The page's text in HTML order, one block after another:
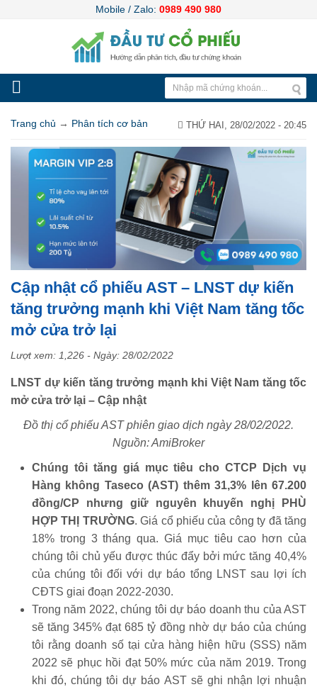
Mobile / Zalo: 0989 490 980
Trang chủ → Phân tích cơ bản THỨ HAI, 28/02/2022 - 20:45
Cập nhật cổ phiếu AST – LNST dự kiến
tăng trưởng mạnh khi Việt Nam tăng tốc
mở cửa trở lại
Lượt xem: 1,226 - Ngày: 28/02/2022
LNST dự kiến tăng trưởng mạnh khi Việt Nam tăng tốc
mở cửa trở lại – Cập nhật
Đồ thị cổ phiếu AST phiên giao dịch ngày 28/02/2022.
Nguồn: AmiBroker
Chúng tôi tăng giá mục tiêu cho CTCP Dịch vụ
Hàng không Taseco (AST) thêm 31,3% lên 67.200
đồng/CP nhưng giữ nguyên khuyến nghị PHÙ
HỢP THỊ TRƯỜNG. Giá cổ phiếu của công ty đã tăng
18% trong 3 tháng qua. Giá mục tiêu cao hơn của
chúng tôi chủ yếu được thúc đẩy bởi mức tăng 40,4%
của chúng tôi đối với dự báo tổng LNST sau lợi ích
CĐTS giai đoạn 2022-2030.
Trong năm 2022, chúng tôi dự báo doanh thu của AST
sẽ tăng 345% đạt 685 tỷ đồng nhờ dự báo của chúng
tôi rằng doanh số tại cửa hàng hiện hữu (SSS) năm
2022 sẽ phục hồi đạt 50% mức của năm 2019. Trong
khi đó, chúng tôi dự báo AST sẽ ghi nhận lợi nhuận